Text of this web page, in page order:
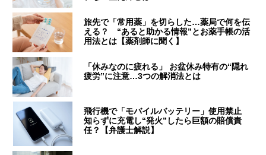
旅先で「常用薬」を切らした…薬局で何を伝
える？ “あると助かる情報”とお薬手帳の活
用法とは【薬剤師に聞く】
「休みなのに疲れる」 お盆休み特有の“隠れ
疲労”に注意…3つの解消法とは
飛行機で「モバイルバッテリー」使用禁止
知らずに充電し“発火”したら巨額の賠償責
任？【弁護士解説】